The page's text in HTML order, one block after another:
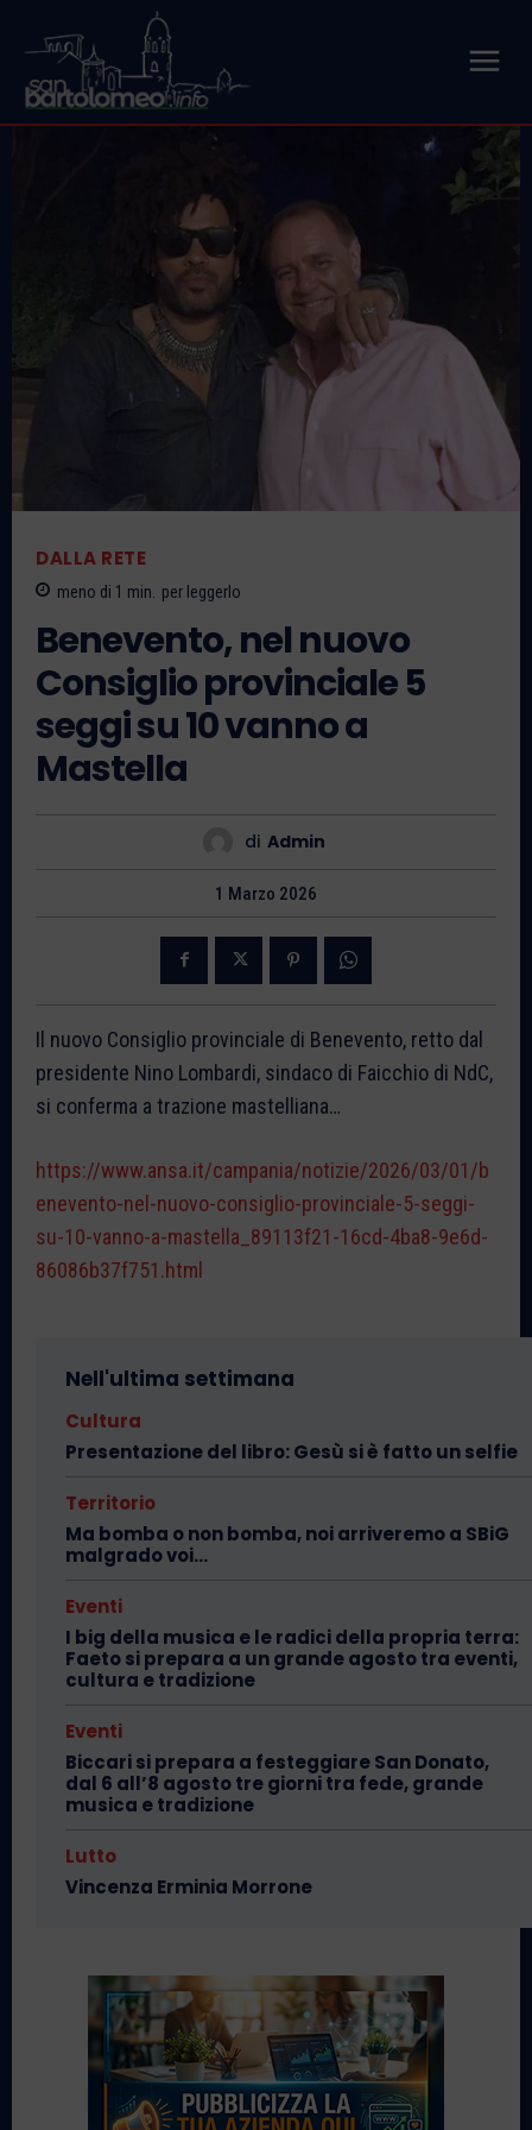
DALLA RETE
meno di 1 min. per leggerlo
Benevento, nel nuovo
Consiglio provinciale 5
seggi su 10 vanno a
Mastella
di Admin
1 Marzo 2026
Il nuovo Consiglio provinciale di Benevento, retto dal
presidente Nino Lombardi, sindaco di Faicchio di NdC,
si conferma a trazione mastelliana…
https://www.ansa.it/campania/notizie/2026/03/01/b
enevento-nel-nuovo-consiglio-provinciale-5-seggi-
su-10-vanno-a-mastella_89113f21-16cd-4ba8-9e6d-
86086b37f751.html
Nell'ultima settimana
Cultura
Presentazione del libro: Gesù si è fatto un selfie
Territorio
Ma bomba o non bomba, noi arriveremo a SBiG
malgrado voi…
Eventi
I big della musica e le radici della propria terra:
Faeto si prepara a un grande agosto tra eventi,
cultura e tradizione
Eventi
Biccari si prepara a festeggiare San Donato,
dal 6 all’8 agosto tre giorni tra fede, grande
musica e tradizione
Lutto
Vincenza Erminia Morrone